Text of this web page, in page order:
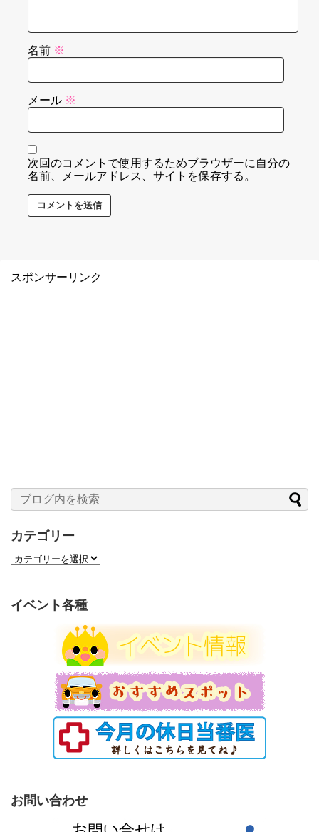
名前 ※
メール ※
次回のコメントで使用するためブラウザーに自分の
名前、メールアドレス、サイトを保存する。
スポンサーリンク
カテゴリー
カ
リ
イベント各種
お問い合わせ